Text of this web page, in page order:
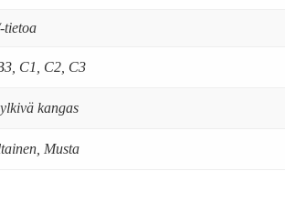
tietoa
C1, C2, C3
kangas
Musta